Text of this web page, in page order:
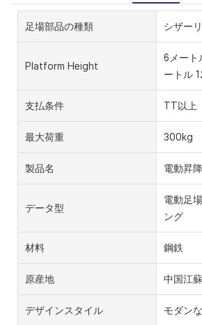
足場部品の種類 シザー
Platform Height
6メート
ートル
支払条件 TT以上
最大荷重 300kg
製品名 電動昇
データ型
電動足
ング
材料 鋼鉄
原産地 中国江
デザインスタイル モダンな